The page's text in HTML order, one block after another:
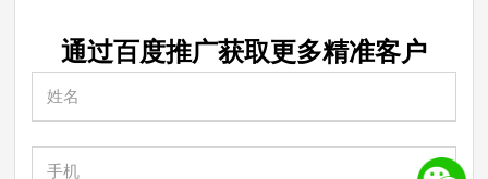
通过百度推广获取更多精准客户